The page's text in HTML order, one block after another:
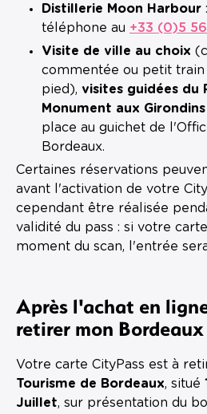
Distillerie Moon Harbour
téléphone au +33 (0)5
Visite de ville au choix
commentée ou petit train
pied), visites guidées du
Monument aux Girondins
place au guichet de
Bordeaux.
Certaines réservations
avant l'activation de votre
cependant être réalisée
validité du pass : si votre
moment du scan, l'entrée
Après l'achat en
retirer mon Bordeaux
Votre carte CityPass est à
Tourisme de Bordeaux, situé
Juillet, sur présentation du